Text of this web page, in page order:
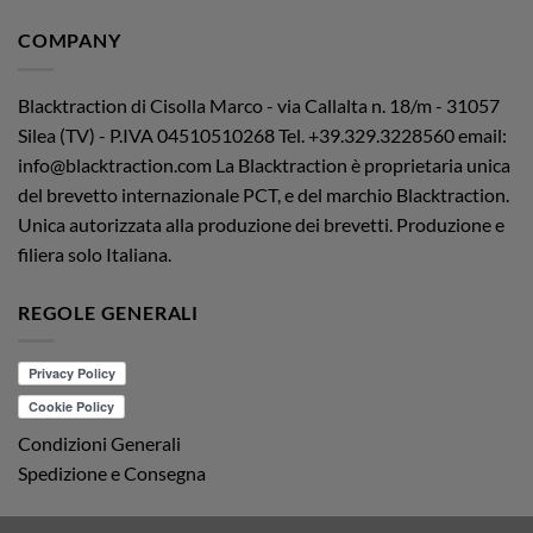
COMPANY
Blacktraction di Cisolla Marco - via Callalta n. 18/m - 31057
Silea (TV) - P.IVA 04510510268Tel. +39.329.3228560 email:
info@blacktraction.com La Blacktraction è proprietaria unica
del brevetto internazionale PCT, e del marchio Blacktraction.
Unica autorizzata alla produzione dei brevetti. Produzione e
filiera solo Italiana.
REGOLE GENERALI
Condizioni Generali
Spedizione e Consegna